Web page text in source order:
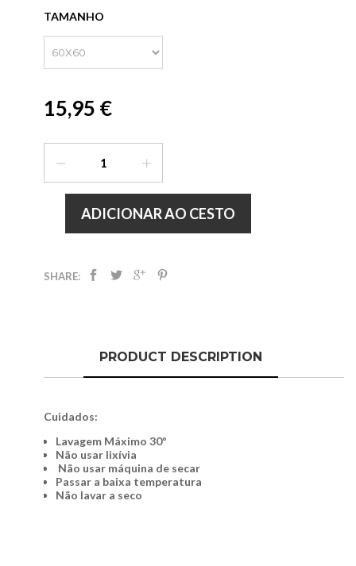
TAMANHO
15,95 €
ADICIONAR AO CESTO
SHARE:
PRODUCT DESCRIPTION
Cuidados:
Lavagem Máximo 30º
Não usar lixívia
Não usar máquina de secar
Passar a baixa temperatura
Não lavar a seco